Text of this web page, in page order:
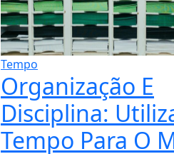
Tempo
Organização E
Disciplina:
Tempo Para O